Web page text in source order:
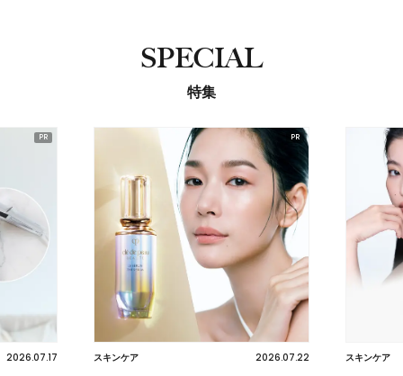
SPECIAL
特集
2026.07.17 スキンケア 2026.07.22 スキンケア